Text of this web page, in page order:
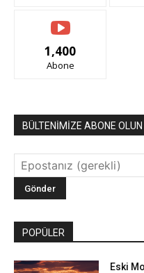
1,400
Abone
BÜLTENİMİZE ABONE OLUN
POPÜLER
Eski